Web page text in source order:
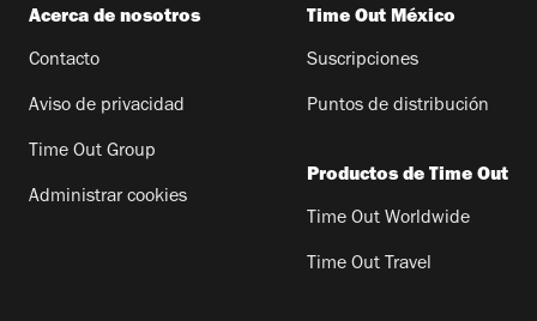
Acerca de nosotros
Contacto
Aviso de privacidad
Time Out Group
Administrar cookies
Time Out México
Suscripciones
Puntos de distribución
Productos de Time Out
Time Out Worldwide
Time Out Travel